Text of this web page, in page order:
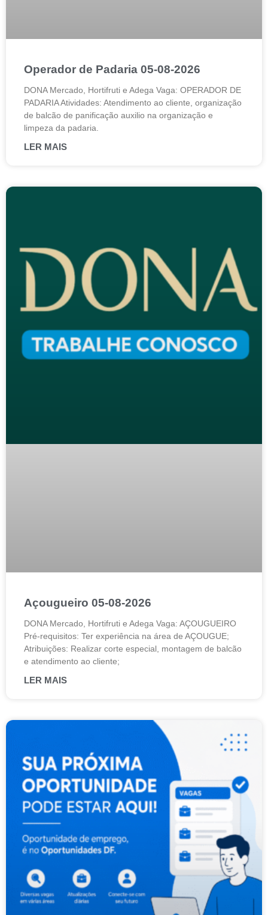
Operador de Padaria 05-08-2026
DONA Mercado, Hortifruti e Adega Vaga: OPERADOR DE
PADARIA Atividades: Atendimento ao cliente, organização
de balcão de panificação auxilio na organização e
limpeza da padaria.
LER MAIS
Açougueiro 05-08-2026
DONA Mercado, Hortifruti e Adega Vaga: AÇOUGUEIRO
Pré-requisitos: Ter experiência na área de AÇOUGUE;
Atribuições: Realizar corte especial, montagem de balcão
e atendimento ao cliente;
LER MAIS